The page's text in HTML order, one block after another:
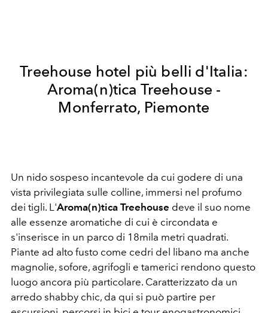
Treehouse hotel più belli d'Italia:
Aroma(n)tica Treehouse -
Monferrato, Piemonte
Un nido sospeso incantevole da cui godere di una
vista privilegiata sulle colline, immersi nel profumo
dei tigli. L'Aroma(n)tica Treehouse deve il suo nome
alle essenze aromatiche di cui è circondata e
s'inserisce in un parco di 18mila metri quadrati.
Piante ad alto fusto come cedri del libano ma anche
magnolie, sofore, agrifogli e tamerici rendono questo
luogo ancora più particolare. Caratterizzato da un
arredo shabby chic, da qui si può partire per